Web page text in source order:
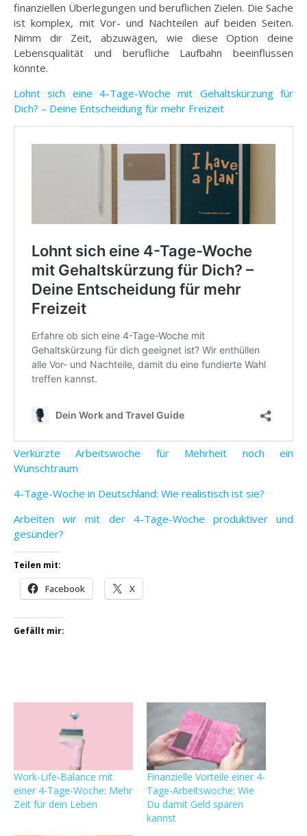
finanziellen Überlegungen und beruflichen Zielen. Die Sache
ist komplex, mit Vor- und Nachteilen auf beiden Seiten.
Nimm dir Zeit, abzuwägen, wie diese Option deine
Lebensqualität und berufliche Laufbahn beeinflussen
könnte.
Lohnt sich eine 4-Tage-Woche mit Gehaltskürzung für
Dich? – Deine Entscheidung für mehr Freizeit
Verkürzte Arbeitswoche für Mehrheit noch ein
Wunschtraum
4-Tage-Woche in Deutschland: Wie realistisch ist sie?
Arbeiten wir mit der 4-Tage-Woche produktiver und
gesünder?
Teilen mit:
Facebook X
Gefällt mir:
Work-Life-Balance mit
einer 4-Tage-Woche: Mehr
Zeit für dein Leben
Finanzielle Vorteile einer 4-
Tage-Arbeitswoche: Wie
Du damit Geld sparen
kannst